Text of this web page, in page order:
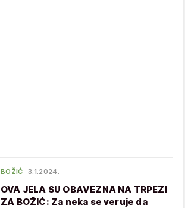
BOŽIĆ 3.1.2024.
OVA JELA SU OBAVEZNA NA TRPEZI
ZA BOŽIĆ: Za neka se veruje da